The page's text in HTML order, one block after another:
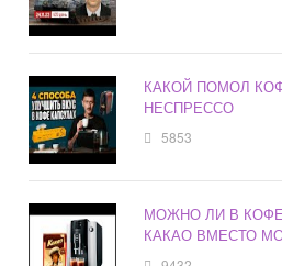
КАКОЙ ПОМОЛ
НЕСПРЕССО
5853
МОЖНО ЛИ В
КАКАО ВМЕСТО